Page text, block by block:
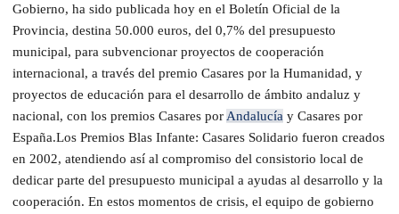
Gobierno, ha sido publicada hoy en el Boletín Oficial de la
Provincia, destina 50.000 euros, del 0,7% del presupuesto
municipal, para subvencionar proyectos de cooperación
internacional, a través del premio Casares por la Humanidad, y
proyectos de educación para el desarrollo de ámbito andaluz y
nacional, con los premios Casares por Andalucía y Casares por
España.Los Premios Blas Infante: Casares Solidario fueron creados
en 2002, atendiendo así al compromiso del consistorio local de
dedicar parte del presupuesto municipal a ayudas al desarrollo y la
cooperación. En estos momentos de crisis, el equipo de gobierno